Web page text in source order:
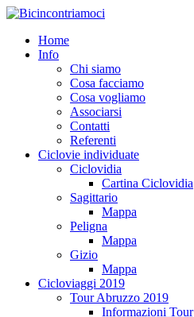
Home
Info
Chi siamo
Cosa facciamo
Cosa vogliamo
Associarsi
Contatti
Referenti
Ciclovie individuate
Ciclovidia
Cartina Ciclovidia
Sagittario
Mappa
Peligna
Mappa
Gizio
Mappa
Cicloviaggi 2019
Tour Abruzzo 2019
Informazioni Tour